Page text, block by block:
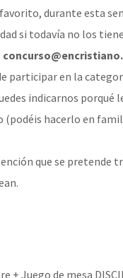
durante esta
si todavía no los
participar en la
indicarnos porqué
(podéis hacerlo en
que se pretende
+ Juego de mesa